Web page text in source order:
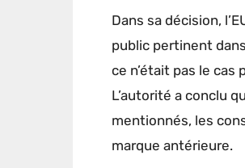
Dans sa décision,
public pertinent
ce n’était pas le
L’autorité a conclu
mentionnés, les
marque antérieure.